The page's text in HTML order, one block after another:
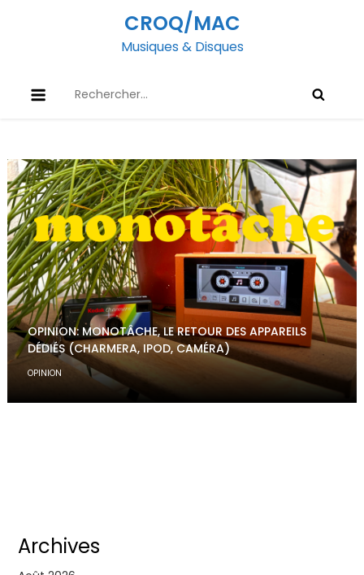
CROQ/MAC
Musiques & Disques
OPINION: MONOTÂCHE, LE RETOUR DES APPAREILS
DÉDIÉS (CHARMERA, IPOD, CAMÉRA)
OPINION
Archives